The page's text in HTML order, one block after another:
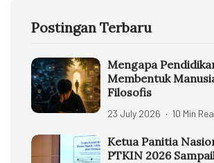
Postingan Terbaru
Mengapa
Membentuk
Filosofis
23 July 2026 10 Min
Ketua Panitia
PTKIN 2026